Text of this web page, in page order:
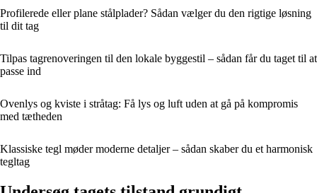
Profilerede eller plane stålplader? Sådan vælger du den rigtige løsning
til dit tag
Tilpas tagrenoveringen til den lokale byggestil – sådan får du taget til at
passe ind
Ovenlys og kviste i stråtag: Få lys og luft uden at gå på kompromis
med tætheden
Klassiske tegl møder moderne detaljer – sådan skaber du et harmonisk
tegltag